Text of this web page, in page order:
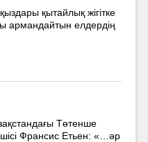
қытайлық жігітке
армандайтын елдердің
Төтенше
Франсис Етьен: «…әр